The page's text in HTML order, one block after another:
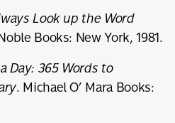
Look up the Word
Books: New York, 1981.
Day: 365 Words to
. Michael O’ Mara Books: